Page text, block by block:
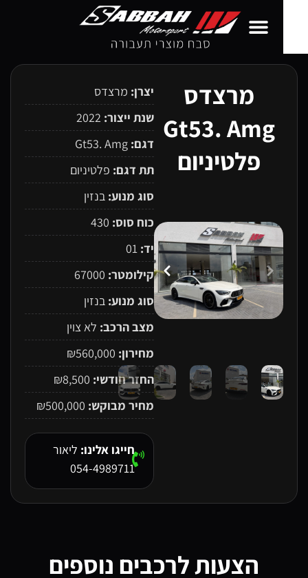
יצרן:מרצדס
שנת ייצור:2022
Gt53. Amg
תת דגם: פלטיניום
סוג מנוע:בנזין
כוח סוס:
יד:01
קילומטר:67000
סוג מנוע:בנזין
מצב הרכב:לא צוין
מחירון:₪560,000
החזר חודשי:₪8,500
מחיר מבוקש:₪500,000
חייגו אלינו:ליאור
054-4989711
מרצדס
Gt53. Amg
פלטיניום
הצעות לרכבים נוספים